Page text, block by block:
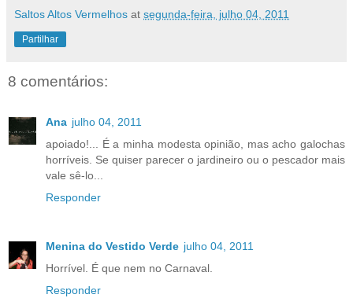
Saltos Altos Vermelhos at segunda-feira, julho 04, 2011
Partilhar
8 comentários:
Ana julho 04, 2011
apoiado!... É a minha modesta opinião, mas acho galochas
horríveis. Se quiser parecer o jardineiro ou o pescador mais
vale sê-lo...
Responder
Menina do Vestido Verde julho 04, 2011
Horrível. É que nem no Carnaval.
Responder